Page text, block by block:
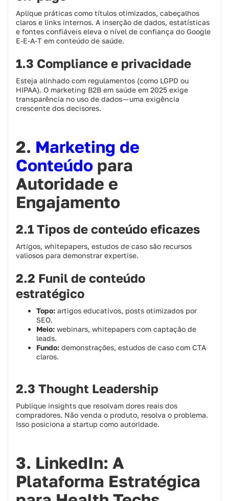
Aplique práticas como títulos otimizados, cabeçalhos
claros e links internos. A inserção de dados, estatísticas
e fontes confiáveis eleva o nível de confiança do Google
E‑E‑A‑T em conteúdo de saúde.
1.3 Compliance e privacidade
Esteja alinhado com regulamentos (como LGPD ou
HIPAA). O marketing B2B em saúde em 2025 exige
transparência no uso de dados — uma exigência
crescente dos decisores.
2. Marketing de
Conteúdo para
Autoridade e
Engajamento
2.1 Tipos de conteúdo eficazes
Artigos, whitepapers, estudos de caso são recursos
valiosos para demonstrar expertise.
2.2 Funil de conteúdo
estratégico
Topo: artigos educativos, posts otimizados por
SEO.
Meio: webinars, whitepapers com captação de
leads.
Fundo: demonstrações, estudos de caso com CTA
claros.
2.3 Thought Leadership
Publique insights que resolvam dores reais dos
compradores. Não venda o produto, resolva o problema.
Isso posiciona a startup como autoridade.
3. LinkedIn: A
Plataforma Estratégica